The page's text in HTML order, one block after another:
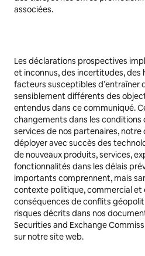
associées.
Les déclarations prospectives
et inconnus, des incertitudes, des
facteurs susceptibles d’entraîner
sensiblement différents des
entendus dans ce communiqué.
changements dans les conditions
services de nos partenaires,
déployer avec succès des
de nouveaux produits, services,
fonctionnalités dans les délais
importants comprennent, mais
contexte politique, commercial et
conséquences de conflits
risques décrits dans nos
Securities and Exchange
sur notre site web.